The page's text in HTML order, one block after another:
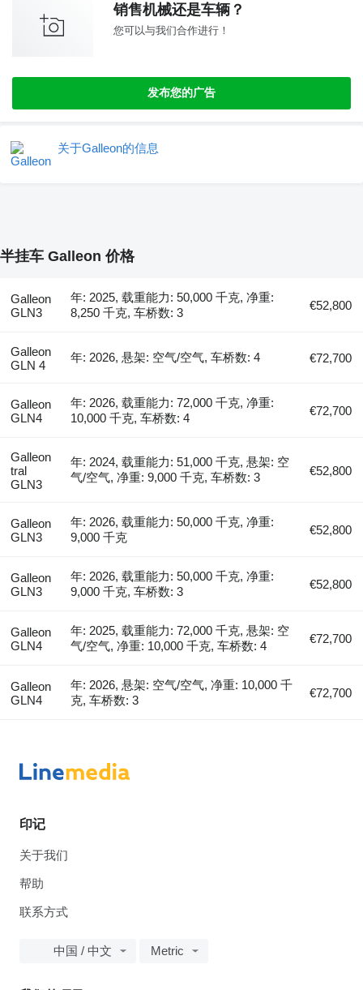
销售机械还是车辆？
您可以与我们合作进行！
发布您的广告
关于Galleon的信息
半挂车 Galleon 价格
Galleon
GLN3
年: 2025, 载重能力: 50,000 千克, 净重:
8,250 千克, 车桥数: 3
€52,800
Galleon
GLN 4
年: 2026, 悬架: 空气/空气, 车桥数: 4 €72,700
Galleon
GLN4
年: 2026, 载重能力: 72,000 千克, 净重:
10,000 千克, 车桥数: 4
€72,700
Galleon
tral
GLN3
年: 2024, 载重能力: 51,000 千克, 悬架: 空
气/空气, 净重: 9,000 千克, 车桥数: 3
€52,800
Galleon
GLN3
年: 2026, 载重能力: 50,000 千克, 净重:
9,000 千克
€52,800
Galleon
GLN3
年: 2026, 载重能力: 50,000 千克, 净重:
9,000 千克, 车桥数: 3
€52,800
Galleon
GLN4
年: 2025, 载重能力: 72,000 千克, 悬架: 空
气/空气, 净重: 10,000 千克, 车桥数: 4
€72,700
Galleon
GLN4
年: 2026, 悬架: 空气/空气, 净重: 10,000 千
克, 车桥数: 3
€72,700
印记
关于我们
帮助
联系方式
中国 / 中文 Metric